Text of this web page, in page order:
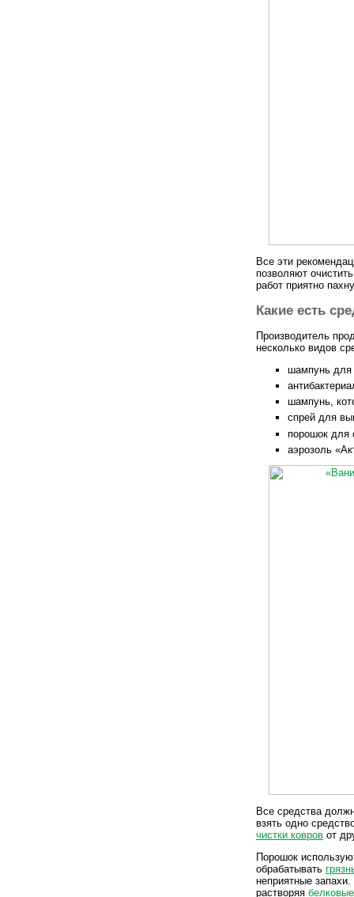
Все эти
позволяют
работ приятно
Какие есть
Производитель
несколько видов
шампунь для
шампунь,
спрей для
порошок для
аэрозоль
Все средства
взять одно
чистки ковров от
Порошок
обрабатывать
неприятные
растворяя